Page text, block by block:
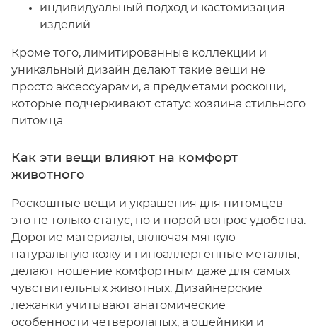
индивидуальный подход и кастомизация
изделий.
Кроме того, лимитированные коллекции и
уникальный дизайн делают такие вещи не
просто аксессуарами, а предметами роскоши,
которые подчеркивают статус хозяина стильного
питомца.
Как эти вещи влияют на комфорт
животного
Роскошные вещи и украшения для питомцев —
это не только статус, но и порой вопрос удобства.
Дорогие материалы, включая мягкую
натуральную кожу и гипоаллергенные металлы,
делают ношение комфортным даже для самых
чувствительных животных. Дизайнерские
лежанки учитывают анатомические
особенности четверолапых, а ошейники и